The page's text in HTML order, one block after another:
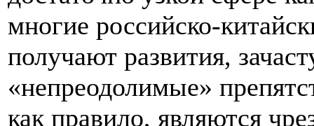
многие российско-
получают развития,
«непреодолимые»
как правило, являются